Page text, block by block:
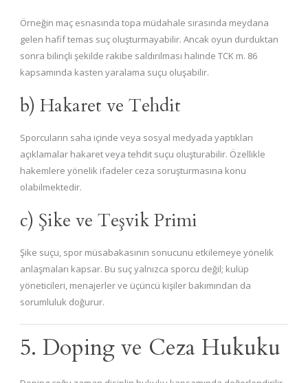
Örneğin maç esnasında topa müdahale sırasında meydana
gelen hafif temas suç oluşturmayabilir. Ancak oyun durduktan
sonra bilinçli şekilde rakibe saldırılması halinde TCK m. 86
kapsamında kasten yaralama suçu oluşabilir.
b) Hakaret ve Tehdit
Sporcuların saha içinde veya sosyal medyada yaptıkları
açıklamalar hakaret veya tehdit suçu oluşturabilir. Özellikle
hakemlere yönelik ifadeler ceza soruşturmasına konu
olabilmektedir.
c) Şike ve Teşvik Primi
Şike suçu, spor müsabakasının sonucunu etkilemeye yönelik
anlaşmaları kapsar. Bu suç yalnızca sporcu değil; kulüp
yöneticileri, menajerler ve üçüncü kişiler bakımından da
sorumluluk doğurur.
5. Doping ve Ceza Hukuku